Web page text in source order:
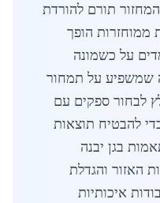
בשנת 2026 שוק המחזור תורם להורדת
ממוחזרות הופך
על כשמונה
שמשפיע על תמחור
לבחור ספקים עם
להבטיח תוצאות
בגן יבנה
האזור והגדלת
איכותיות